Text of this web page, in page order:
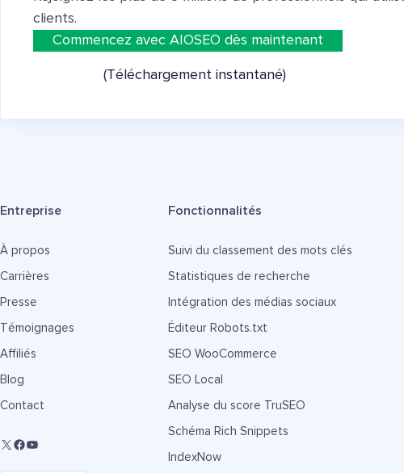
clients.
Commencez avec AIOSEO dès maintenant
(Téléchargement instantané)
Entreprise
À propos
Carrières
Presse
Témoignages
Affiliés
Blog
Contact
Fonctionnalités
Suivi du classement des mots clés
Statistiques de recherche
Intégration des médias sociaux
Éditeur Robots.txt
SEO WooCommerce
SEO Local
Analyse du score TruSEO
Schéma Rich Snippets
IndexNow